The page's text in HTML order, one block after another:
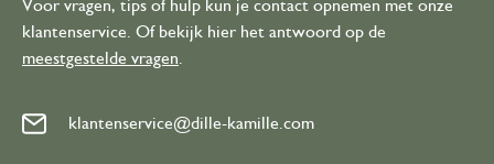
Voor vragen, tips of hulp kun je contact opnemen met onze
klantenservice. Of bekijk hier het antwoord op de
meestgestelde vragen
klantenservice@dille-kamille.com